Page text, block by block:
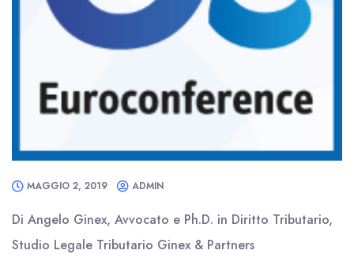
MAGGIO 2, 2019 ADMIN
Di Angelo Ginex, Avvocato e Ph.D. in Diritto Tributario,
Studio Legale Tributario Ginex & Partners